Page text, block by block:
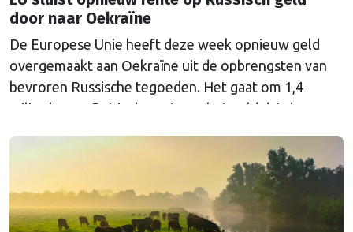
door naar Oekraïne
De Europese Unie heeft deze week opnieuw geld
overgemaakt aan Oekraïne uit de opbrengsten van
bevroren Russische tegoeden. Het gaat om 1,4
miljard euro. Dat is de rente op het geld dat de
Euroclear parkeerde. De EU bevroor dat geld na de
Continued